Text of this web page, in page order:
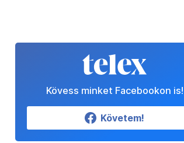
Kövess minket Facebookon is!
Követem!